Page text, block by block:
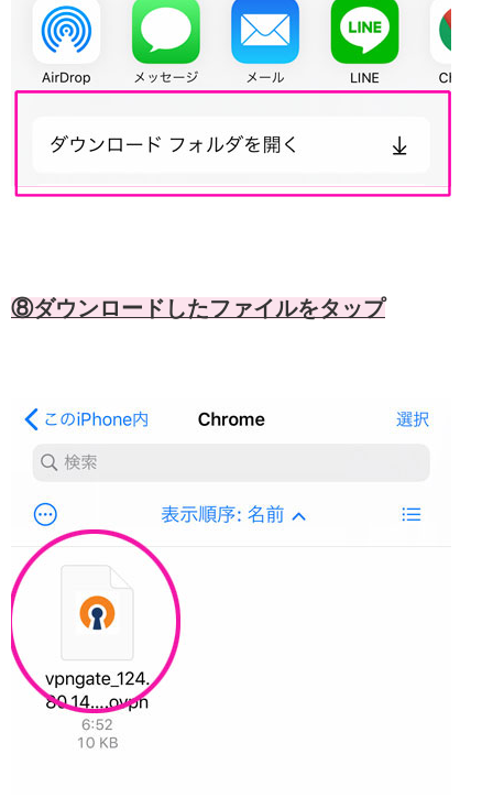
⑧ダウンロードしたファイルをタップ